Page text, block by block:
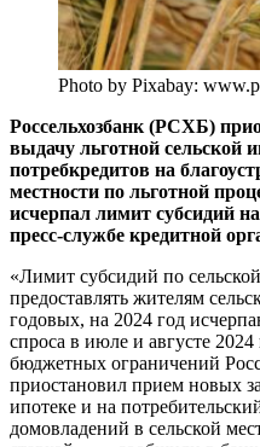
Photo by Pixabay:
Россельхозбанк (РСХБ)
выдачу льготной сельской
потребкредитов на
местности по льготной
исчерпал лимит субсидий
пресс-службе кредитной
«Лимит субсидий по
предоставлять жителям
годовых, на 2024 год
спроса в июле и августе
бюджетных ограничений
приостановил прием новых
ипотеке и на
домовладений в сельской